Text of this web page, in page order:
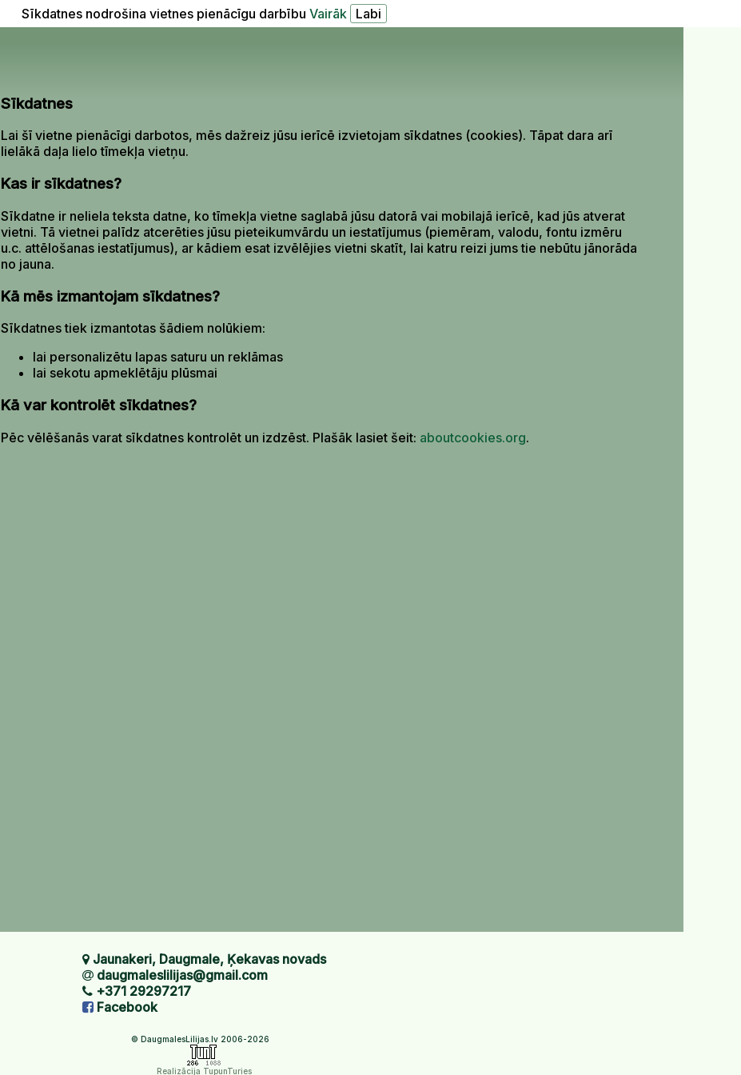
Sīkdatnes nodrošina vietnes pienācīgu darbību Vairāk
Sīkdatnes
Lai šī vietne pienācīgi darbotos, mēs dažreiz jūsu ierīcē izvietojam sīkdatnes (cookies). Tāpat dara arī
lielākā daļa lielo tīmekļa vietņu.
Kas ir sīkdatnes?
Sīkdatne ir neliela teksta datne, ko tīmekļa vietne saglabā jūsu datorā vai mobilajā ierīcē, kad jūs atverat
vietni. Tā vietnei palīdz atcerēties jūsu pieteikumvārdu un iestatījumus (piemēram, valodu, fontu izmēru
u.c. attēlošanas iestatījumus), ar kādiem esat izvēlējies vietni skatīt, lai katru reizi jums tie nebūtu jānorāda
no jauna.
Kā mēs izmantojam sīkdatnes?
Sīkdatnes tiek izmantotas šādiem nolūkiem:
lai personalizētu lapas saturu un reklāmas
lai sekotu apmeklētāju plūsmai
Kā var kontrolēt sīkdatnes?
Pēc vēlēšanās varat sīkdatnes kontrolēt un izdzēst. Plašāk lasiet šeit: aboutcookies.org.
Jaunakeri, Daugmale, Ķekavas novads
daugmaleslilijas@gmail.com
+371 29297217
Facebook
© DaugmalesLilijas.lv 2006-2026
Realizācija TupunTuries